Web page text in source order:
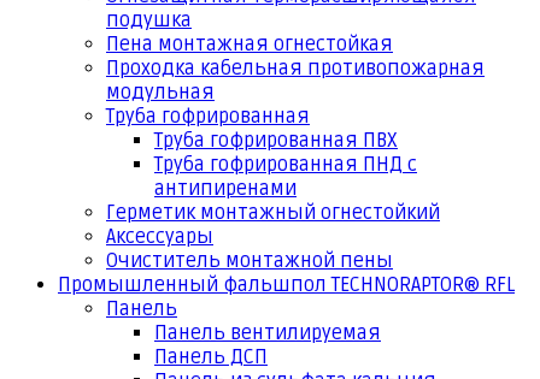
подушка
Пена монтажная огнестойкая
Проходка кабельная противопожарная
модульная
Труба гофрированная
Труба гофрированная ПВХ
Труба гофрированная ПНД с
антипиренами
Герметик монтажный огнестойкий
Аксессуары
Очиститель монтажной пены
Промышленный фальшпол TECHNORAPTOR® RFL
Панель
Панель вентилируемая
Панель ДСП